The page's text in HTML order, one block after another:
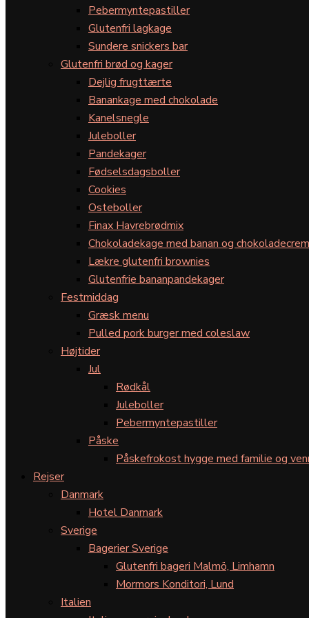
Pebermyntepastiller
Glutenfri lagkage
Sundere snickers bar
Glutenfri brød og kager
Dejlig frugttærte
Banankage med chokolade
Kanelsnegle
Juleboller
Pandekager
Fødselsdagsboller
Cookies
Osteboller
Finax Havrebrødmix
Chokoladekage med banan og
Lækre glutenfri brownies
Glutenfrie bananpandekager
Festmiddag
Græsk menu
Pulled pork burger med coleslaw
Højtider
Jul
Rødkål
Juleboller
Pebermyntepastiller
Påske
Påskefrokost hygge med familie og
Rejser
Danmark
Hotel Danmark
Sverige
Bagerier Sverige
Glutenfri bageri Malmö, Limhamn
Mormors Konditori, Lund
Italien